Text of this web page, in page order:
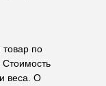
по
и веса. О